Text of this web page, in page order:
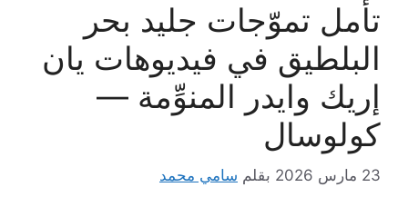
تأمل تموّجات جليد بحر
البلطيق في فيديوهات يان
إريك وايدر المنوِّمة —
كولوسال
23 مارس 2026 بقلم سامي محمد